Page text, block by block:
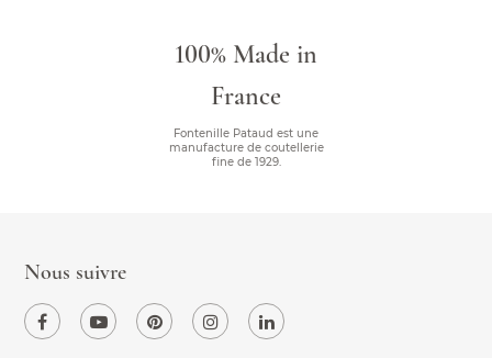
100% Made in
France
Fontenille Pataud est une
manufacture de coutellerie
fine de 1929.
Nous suivre